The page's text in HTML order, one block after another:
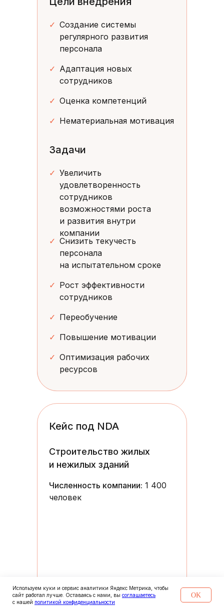
Численность компании: 1 400
человек
Кейс под NDA
Строительство жилых
и нежилых зданий
✓ Оптимизация рабочих
ресурсов
✓ Повышение мотивации
✓ Переобучение
✓ Рост эффективности
сотрудников
✓ Снизить текучесть
персонала
на испытательном сроке
✓ Увеличить
удовлетворенность
сотрудников
возможностями роста
и развития внутри
компании
✓ Нематериальная мотивация
✓ Оценка компетенций
✓ Адаптация новых
сотрудников
✓ Создание системы
регулярного развития
персонала
Задачи
Используем куки и сервис аналитики Яндекс Метрика, чтобы
сайт работал лучше. Оставаясь с нами, вы соглашаетесь
с нашей политикой конфиденциальности
OK